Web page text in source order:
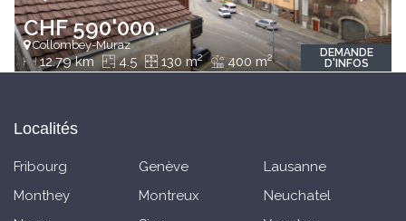
CHF 590'000.-
Collombey-Muraz
12.79 km 4.5 130 m2 400 m2
DEMANDE
D'INFOS
Localités
Fribourg Genève
Lausanne
Monthey
Montreux
Neuchatel